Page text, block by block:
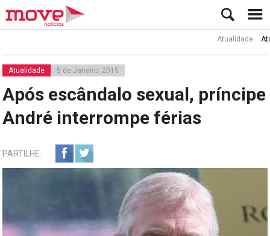
Atualidade Ator Rui
Atualidade 5 de Janeiro, 2015
Após escândalo sexual, príncipe
André interrompe férias
PARTILHE: